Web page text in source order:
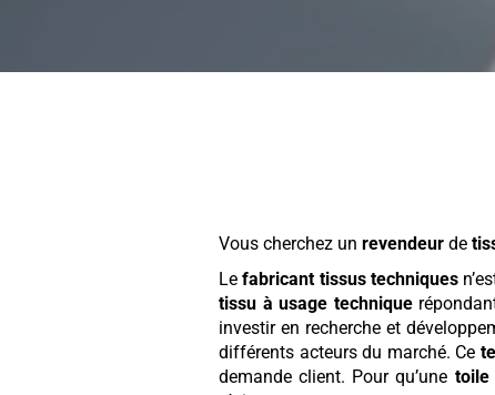
Vous cherchez unrevendeur de
Lefabricant tissus techniques
tissu à usage technique
investir en recherche et
différents acteurs du marché. Ce
demande client. Pour qu’une toile